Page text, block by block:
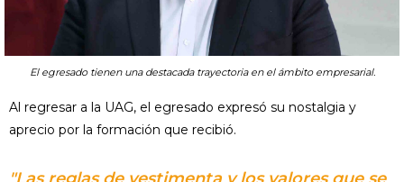
El egresado tienen una destacada trayectoria en el ámbito empresarial.
Al regresar a la UAG, el egresado expresó su nostalgia y
aprecio por la formación que recibió.